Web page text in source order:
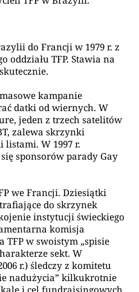
do Francji w 1979 r. z
oddziału TFP. Stawia na
kampanie
datki od wiernych. W
jeden z trzech satelitów
zalewa skrzynki
W 1997 r.
sponsorów parady Gay
we Francji. Dziesiątki
do skrzynek
instytucji świeckiego
komisja
TFP w swoistym „spisie
sekt. W
r.) śledczy z komitetu
nadużycia” kilkukrotnie
i cel fundraisingowych